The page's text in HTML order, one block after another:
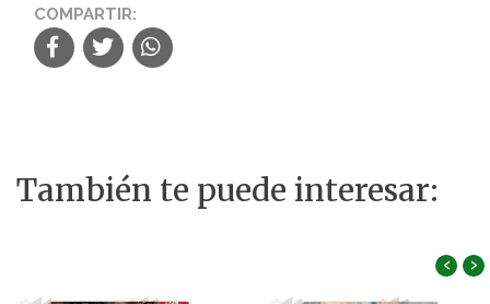
COMPARTIR:
También te puede interesar:
‹ ›